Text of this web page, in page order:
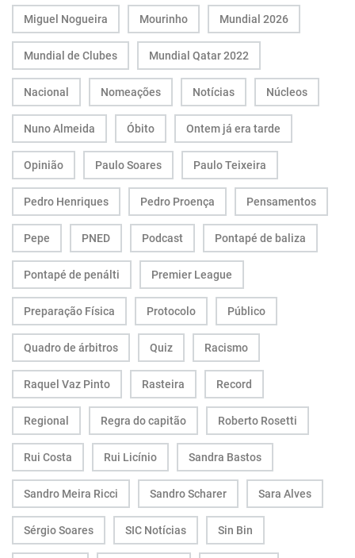
Miguel Nogueira Mourinho Mundial 2026
Mundial de Clubes Mundial Qatar 2022
Nacional Nomeações Notícias Núcleos
Nuno Almeida Óbito Ontem já era tarde
Opinião Paulo Soares Paulo Teixeira
Pedro Henriques Pedro Proença Pensamentos
Pepe PNED Podcast Pontapé de baliza
Pontapé de penálti Premier League
Preparação Física Protocolo Público
Quadro de árbitros Quiz Racismo
Raquel Vaz Pinto Rasteira Record
Regional Regra do capitão Roberto Rosetti
Rui Costa Rui Licínio Sandra Bastos
Sandro Meira Ricci Sandro Scharer Sara Alves
Sérgio Soares SIC Notícias Sin Bin